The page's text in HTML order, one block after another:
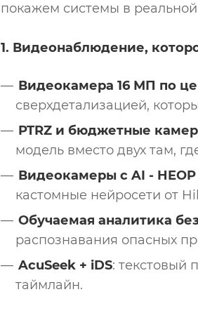
покажем системы в реальной
1. Видеонаблюдение,
Видеокамера 16 МП по
сверхдетализацией,
PTRZ и бюджетные
модель вместо двух там,
Видеокамеры с AI -
кастомные нейросети от
Обучаемая аналитика
распознавания опасных
AcuSeek + iDS: текстовый
таймлайн.